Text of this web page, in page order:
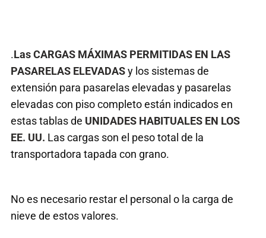
.Las CARGAS MÁXIMAS PERMITIDAS EN LAS
PASARELAS ELEVADASy los sistemas de
extensión para pasarelas elevadas y pasarelas
elevadas con piso completo están indicados en
estas tablas de UNIDADES HABITUALES EN LOS
EE. UU. Las cargas son el peso total de la
transportadora tapada con grano.
No es necesario restar el personal o la carga de
nieve de estos valores.